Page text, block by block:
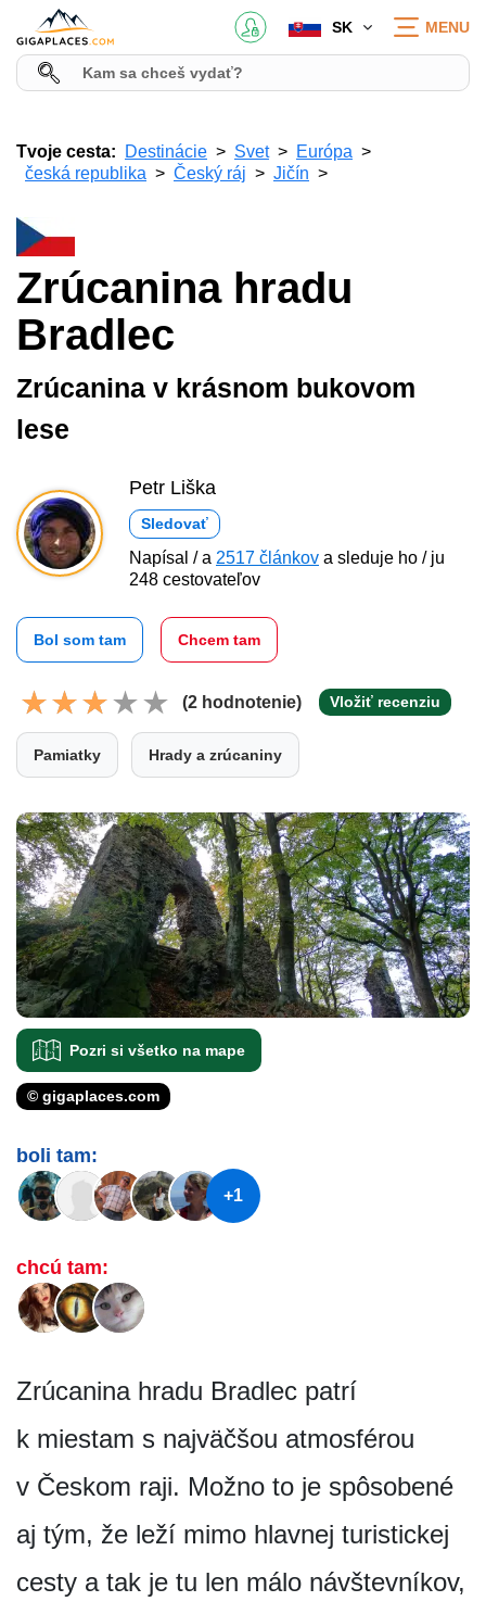
SK MENU
Tvoje cesta: Destinácie Svet
Európa
česká republika
Český ráj Jičín
Zrúcanina hradu
Bradlec
Zrúcanina v krásnom bukovom
lese
Petr Liška
Sledovať
Napísal / a 2517 článkov a sleduje ho / ju
248 cestovateľov
Bol som tam Chcem tam
(2 hodnotenie) Vložiť recenziu
Pamiatky Hrady a zrúcaniny
Pozri si všetko na mape
© gigaplaces.com
boli tam:
+1
chcú tam:
Zrúcanina hradu Bradlec patrí
k miestam s najväčšou atmosférou
v Českom raji. Možno to je spôsobené
aj tým, že leží mimo hlavnej turistickej
cesty a tak je tu len málo návštevníkov,